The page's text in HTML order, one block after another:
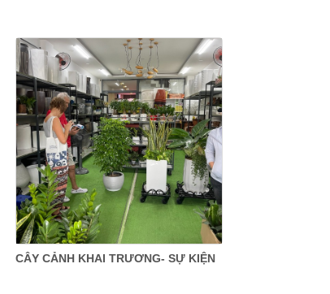
CÂY CẢNH KHAI TRƯƠNG- SỰ KIỆN